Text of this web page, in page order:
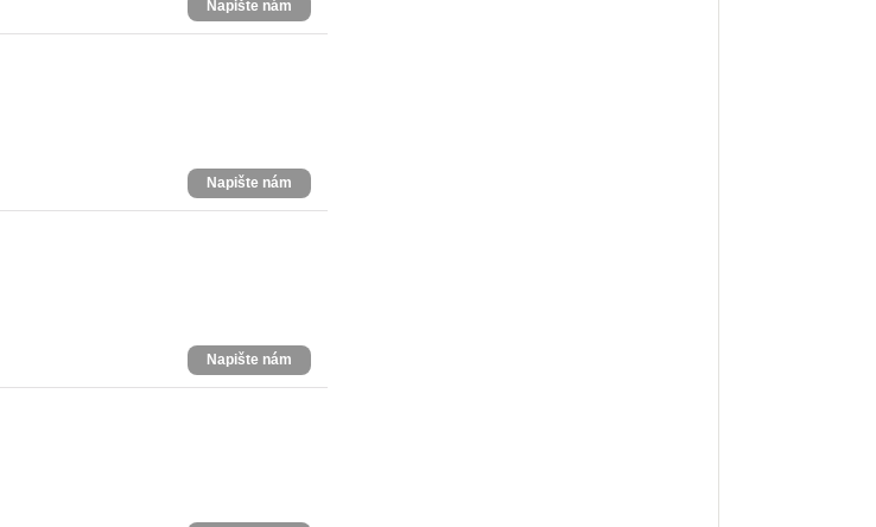
Napište nám
Napište nám
Napište nám